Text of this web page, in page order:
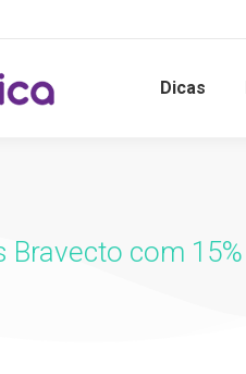
Dicas
Bravecto com